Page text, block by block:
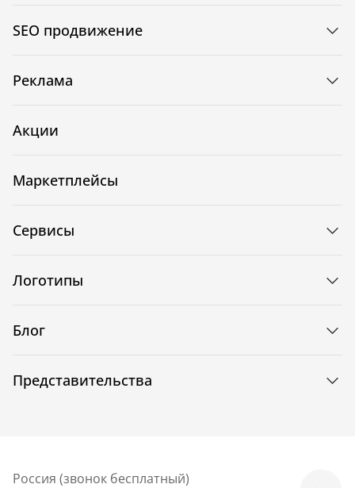
SEO продвижение
Реклама
Акции
Маркетплейсы
Сервисы
Логотипы
Блог
Представительства
Россия (звонок бесплатный)